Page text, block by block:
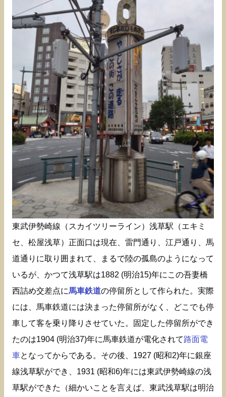
東武伊勢崎線（スカイツリーライン）浅草駅（エキミ
セ、松屋浅草）正面口は現在、雷門通り、江戸通り、馬
道通りに取り囲まれて、まるで陸の孤島のようになって
いるが、かつて浅草駅は1882 (明治15)年にこの吾妻橋
西詰め交差点に馬車鉄道の停留所として作られた。実際
には、馬車鉄道には決まった停留所がなく、どこでも停
車して客を乗り降りさせていた。固定した停留所ができ
たのは1904 (明治37)年に馬車鉄道が電化されて路面電
車となってからである。その後、1927 (昭和2)年に銀座
線浅草駅ができ、1931 (昭和6)年には東武伊勢崎線の浅
草駅ができた（細かいことを言えば、東武浅草駅は明治